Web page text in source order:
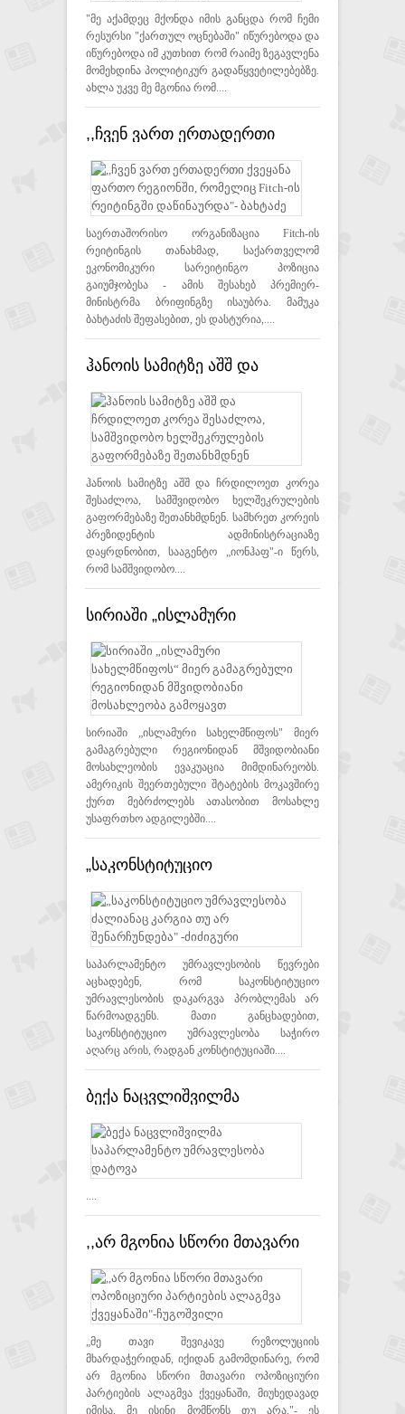
წახვიდე"– ფოფხაძე
"მე აქამდეც მქონდა იმის განცდა რომ ჩემი
რესურსი "ქართულ ოცნებაში" იწურებოდა და
იწურებოდა იმ კუთხით რომ რაიმე ზეგავლენა
მომეხდინა პოლიტიკურ გადაწყვეტილებებზე.
ახლა უკვე მე მგონია რომ....
,,ჩვენ ვართ ერთადერთი
ქვეყანა ფართო რეგიონში,
რომელიც Fitch-ის რეიტინგში
დაწინაურდა"- ბახტაძე
საერთაშორისო ორგანიზაცია Fitch-ის
რეიტინგის თანახმად, საქართველომ
ეკონომიკური სარეიტინგო პოზიცია
გაიუმჯობესა - ამის შესახებ პრემიერ-
მინისტრმა ბრიფინგზე ისაუბრა. მამუკა
ბახტაძის შეფასებით, ეს დასტურია,....
ჰანოის სამიტზე აშშ და
ჩრდილოეთ კორეა
შესაძლოა, სამშვიდობო
ხელშეკრულების
გაფორმებაზე შეთანხმდნენ
ჰანოის სამიტზე აშშ და ჩრდილოეთ კორეა
შესაძლოა, სამშვიდობო ხელშეკრულების
გაფორმებაზე შეთანხმდნენ. სამხრეთ კორეის
პრეზიდენტის ადმინისტრაციაზე
დაყრდნობით, სააგენტო „იონჰაფ"-ი წერს,
რომ სამშვიდობო....
სირიაში „ისლამური
სახელმწიფოს“ მიერ
გამაგრებული რეგიონიდან
მშვიდობიანი მოსახლეობა
გამოყავთ
სირიაში „ისლამური სახელმწიფოს" მიერ
გამაგრებული რეგიონიდან მშვიდობიანი
მოსახლეობის ევაკუაცია მიმდინარეობს.
ამერიკის შეერთებული შტატების მოკავშირე
ქურთ მებრძოლებს ათასობით მოსახლე
უსაფრთხო ადგილებში....
„საკონსტიტუციო
უმრავლესობა ძალიანაც
კარგია თუ არ შენარჩუნდება"
-ძიძიგური
საპარლამენტო უმრავლესობის წევრები
აცხადებენ, რომ საკონსტიტუციო
უმრავლესობის დაკარგვა პრობლემას არ
წარმოადგენს. მათი განცხადებით,
საკონსტიტუციო უმრავლესობა საჭირო
აღარც არის, რადგან კონსტიტუციაში....
ბექა ნაცვლიშვილმა
საპარლამენტო უმრავლესობა
დატოვა
....
,,არ მგონია სწორი მთავარი
ოპოზიციური პარტიების
ალაგმვა ქვეყანაში"-
ჩუგოშვილი
„მე თავი შევიკავე რეზოლუციის
მხარდაჭერიდან, იქიდან გამომდინარე, რომ
არ მგონია სწორი მთავარი ოპოზიციური
პარტიების ალაგმვა ქვეყანაში, მიუხედავად
იმისა, მე ისინი მომწონს თუ არა,"- ეს